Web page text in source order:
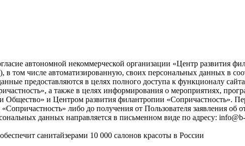
автономной некоммерческой организации «Центр развития
в том числе автоматизированную, своих персональных данных в
предоставляются в целях полного доступа к функционалу сайта
а также в целях информирования о мероприятиях,
Общество» и Центром развития филантропии «Сопричастность».
либо до получения от Пользователя заявления об
данных направляется в письменном виде по адресу:
санитайзерами 10 000 салонов красоты в России